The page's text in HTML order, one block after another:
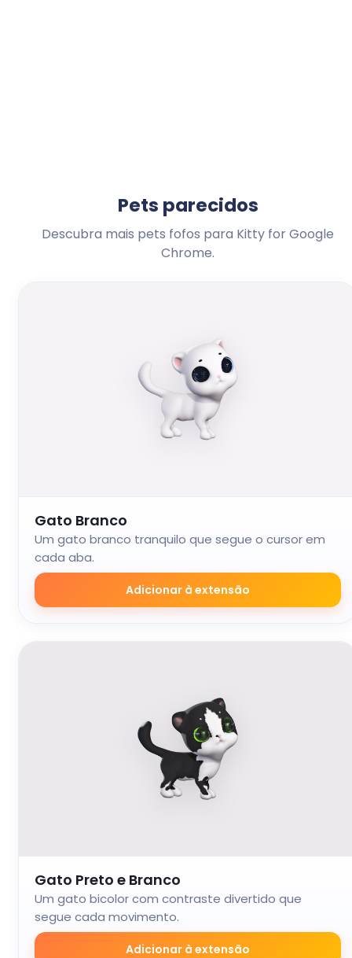
Pets parecidos
Descubra mais pets fofos para Kitty for Google
Chrome.
Gato Branco
Um gato branco tranquilo que segue o cursor em
cada aba.
Adicionar à extensão
Gato Preto e Branco
Um gato bicolor com contraste divertido que
segue cada movimento.
Adicionar à extensão